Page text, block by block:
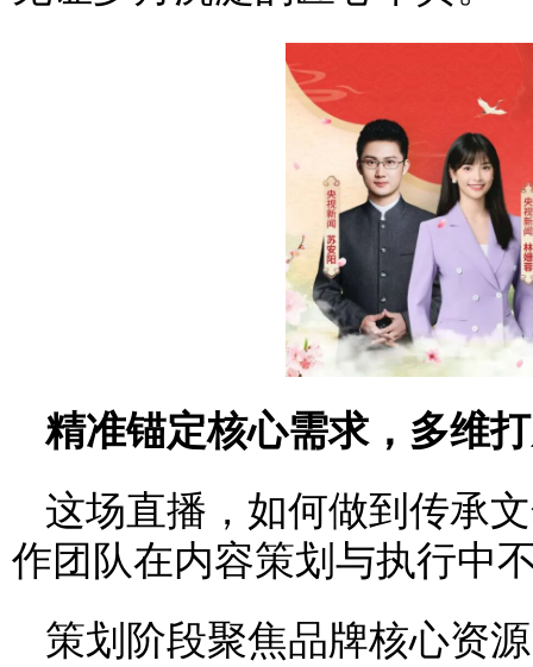
精准锚定核心需求，多维
这场直播，如何做到传承
作团队在内容策划与执行中
策划阶段聚焦品牌核心资